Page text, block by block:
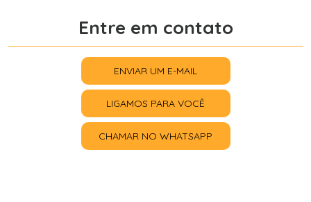
Entre em contato
ENVIAR UM E-MAIL
LIGAMOS PARA VOCÊ
CHAMAR NO WHATSAPP